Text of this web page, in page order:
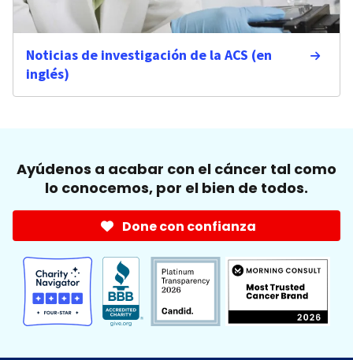
Noticias de investigación de la ACS (en
inglés)
Ayúdenos a acabar con el cáncer tal como
lo conocemos, por el bien de todos.
Done con confianza